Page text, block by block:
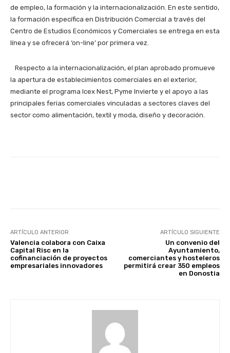
de empleo, la formación y la internacionalización. En este sentido,
la formación específica en Distribución Comercial a través del
Centro de Estudios Económicos y Comerciales se entrega en esta
línea y se ofrecerá ‘on-line’ por primera vez.
Respecto a la internacionalización, el plan aprobado promueve
la apertura de establecimientos comerciales en el exterior,
mediante el programa Icex Nest, Pyme Invierte y el apoyo a las
principales ferias comerciales vinculadas a sectores claves del
sector como alimentación, textil y moda, diseño y decoración.
ARTÍCULO ANTERIOR
Valencia colabora con Caixa
Capital Risc en la
cofinanciación de proyectos
empresariales innovadores
ARTÍCULO SIGUIENTE
Un convenio del
Ayuntamiento,
comerciantes y hosteleros
permitirá crear 350 empleos
en Donostia